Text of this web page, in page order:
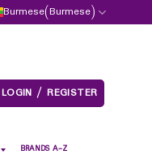
Burmese(Burmese)
LOGIN / REGISTER
BRANDS A-Z